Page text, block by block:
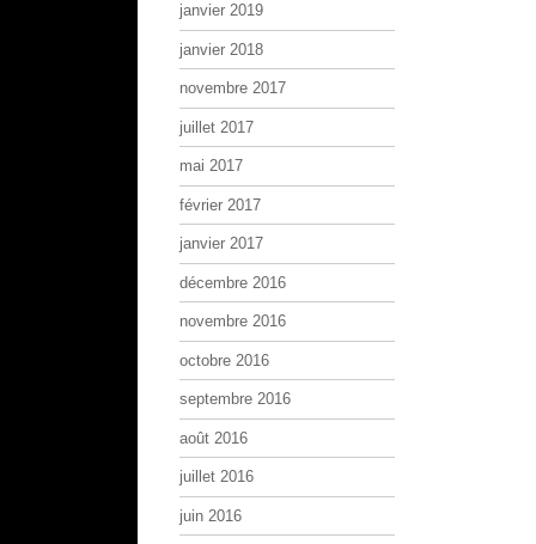
janvier 2019
janvier 2018
novembre 2017
juillet 2017
mai 2017
février 2017
janvier 2017
décembre 2016
novembre 2016
octobre 2016
septembre 2016
août 2016
juillet 2016
juin 2016